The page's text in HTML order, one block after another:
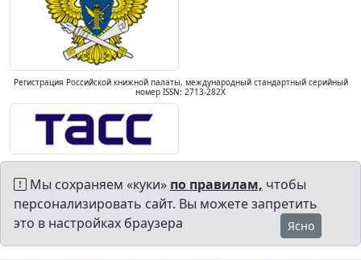
Регистрация Российской книжной палаты, международный стандартный серийный
номер ISSN: 2713-282X
Мы сохраняем «куки» по правилам, чтобы
персонализировать сайт. Вы можете запретить
это в настройках браузера
Ясно